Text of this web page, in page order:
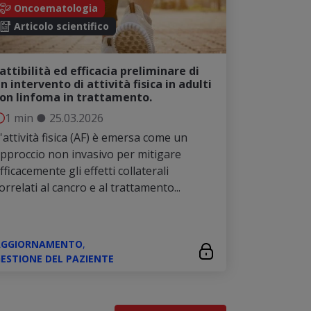
Oncoematologia
Articolo scientifico
ed efficacia preliminare di
intervento di attività fisica in adulti
linfoma in trattamento.
1 min ● 25.03.2026
fisica (AF) è emersa come un
non invasivo per mitigare
gli effetti collaterali
al cancro e al trattamento...
,
DEL PAZIENTE